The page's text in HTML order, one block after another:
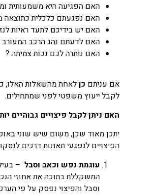
האם הפגיעה היא משמעותית
האם נפגעתם כלכלית כתוצאה
האם יש בידיכם לתעד ראיות
האם לדעתם נהג הרכב
האם נותרה לכם נכות צמיתה ?
אם עניתם כןלאחת מהשאלות האלו,
לקבל ייעוץ משפטי לפני שמתחילים.
האם ניתן לקבל פיצויים גבוהיים
יתכן מאוד שכן, משום שיש שוני
הפיצויים לנפגעי תאונות דרכים
עוגמת נפש וכאב וסבל –
המשקללת בתוכה את אחוזי